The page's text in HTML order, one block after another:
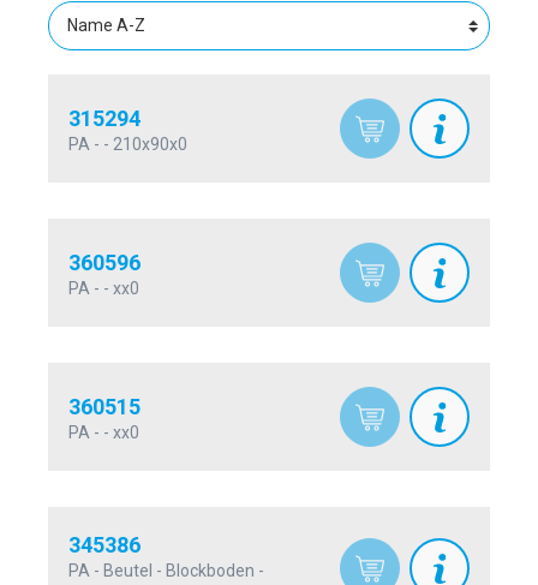
315294
PA - - 210x90x0
360596
PA - - xx0
360515
PA - - xx0
345386
PA - Beutel - Blockboden -